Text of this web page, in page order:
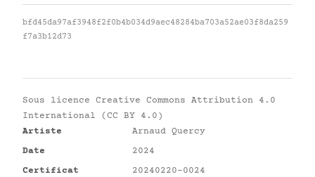
bfd45da97af3948f2f0b4b034d9aec48284ba703a52ae03f8da259
f7a3b12d73
Sous licence Creative Commons Attribution 4.0
International (CC BY 4.0)
Artiste
Arnaud Quercy
Date
2024
Certificat
20240220-0024